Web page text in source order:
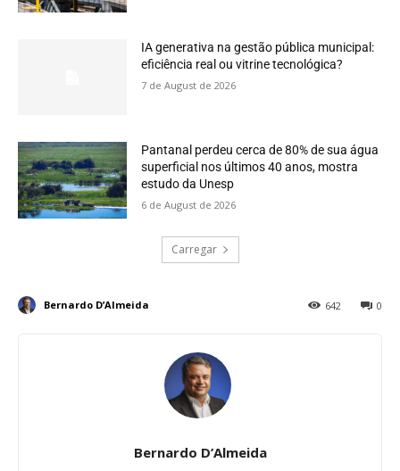
IA generativa na gestão pública municipal:
eficiência real ou vitrine tecnológica?
7 de August de 2026
Pantanal perdeu cerca de 80% de sua água
superficial nos últimos 40 anos, mostra
estudo da Unesp
6 de August de 2026
Carregar
Bernardo D’Almeida 0
642
Bernardo D’Almeida